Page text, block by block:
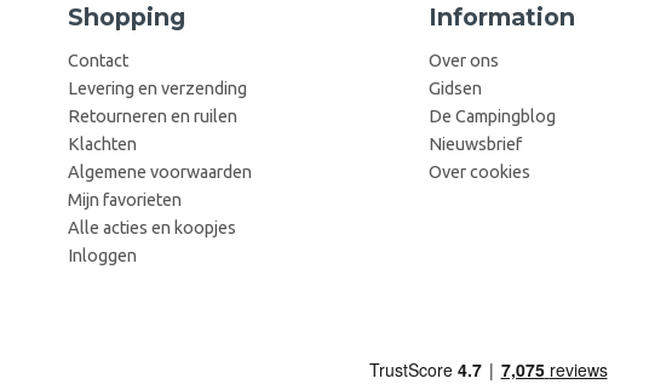
Shopping
Contact
Levering en verzending
Retourneren en ruilen
Klachten
Algemene voorwaarden
Mijn favorieten
Alle acties en koopjes
Inloggen
Information
Over ons
Gidsen
De Campingblog
Nieuwsbrief
Over cookies